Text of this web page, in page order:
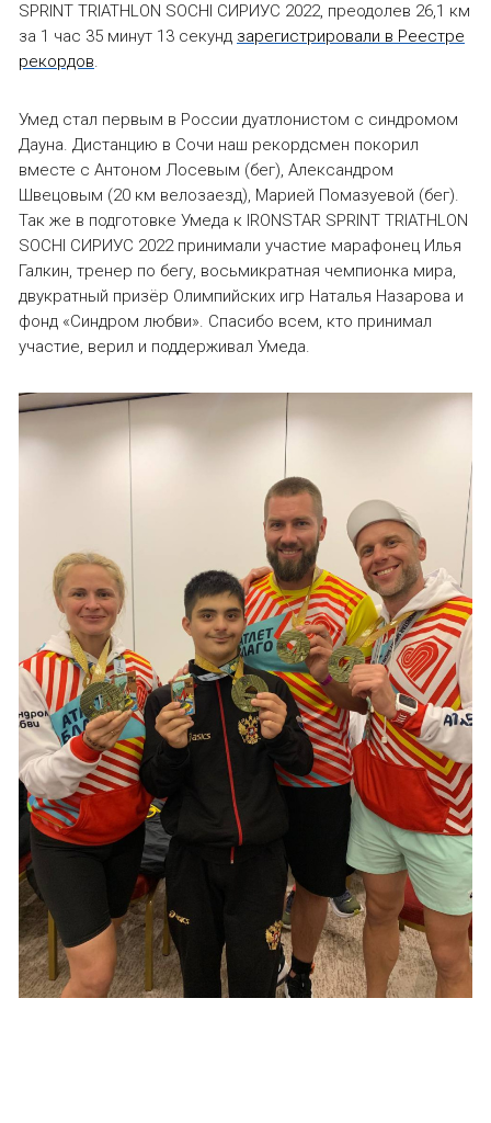
SPRINT TRIATHLON SOCHI СИРИУС 2022, преодолев 26,1 км
за 1 час 35 минут 13 секунд зарегистрировали в Реестре
рекордов.
Умед стал первым в России дуатлонистом с синдромом
Дауна. Дистанцию в Сочи наш рекордсмен покорил
вместе с Антоном Лосевым (бег), Александром
Швецовым (20 км велозаезд), Марией Помазуевой (бег).
Так же в подготовке Умеда к IRONSTAR SPRINT TRIATHLON
SOCHI СИРИУС 2022 принимали участие марафонец Илья
Галкин, тренер по бегу, восьмикратная чемпионка мира,
двукратный призёр Олимпийских игр Наталья Назарова и
фонд «Синдром любви». Спасибо всем, кто принимал
участие, верил и поддерживал Умеда.